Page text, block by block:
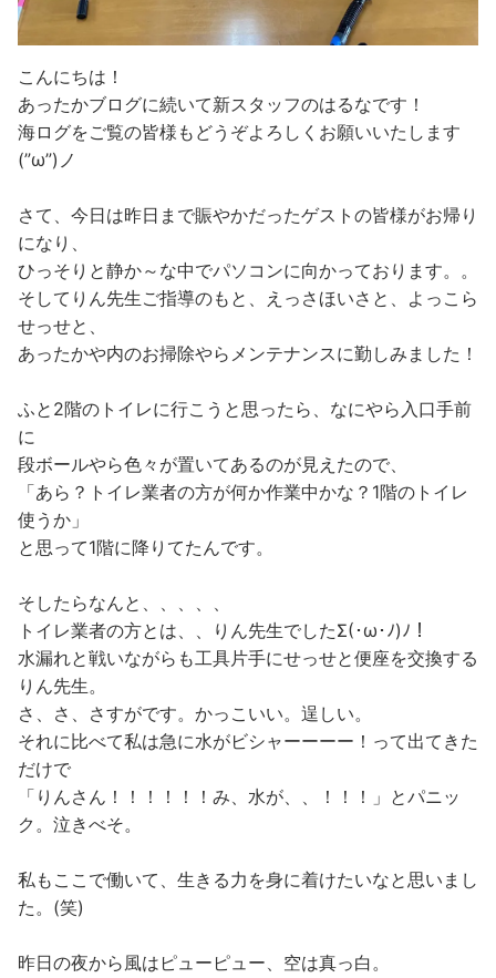
こんにちは！
あったかブログに続いて新スタッフのはるなです！
海ログをご覧の皆様もどうぞよろしくお願いいたします
(”ω”)ノ
さて、今日は昨日まで賑やかだったゲストの皆様がお帰り
になり、
ひっそりと静か～な中でパソコンに向かっております。。
そしてりん先生ご指導のもと、えっさほいさと、よっこら
せっせと、
あったかや内のお掃除やらメンテナンスに勤しみました！
ふと2階のトイレに行こうと思ったら、なにやら入口手前
に
段ボールやら色々が置いてあるのが見えたので、
「あら？トイレ業者の方が何か作業中かな？1階のトイレ
使うか」
と思って1階に降りてたんです。
そしたらなんと、、、、、
トイレ業者の方とは、、りん先生でしたΣ(･ω･ﾉ)ﾉ！
水漏れと戦いながらも工具片手にせっせと便座を交換する
りん先生。
さ、さ、さすがです。かっこいい。逞しい。
それに比べて私は急に水がビシャーーーー！って出てきた
だけで
「りんさん！！！！！！み、水が、、！！！」とパニッ
ク。泣きべそ。
私もここで働いて、生きる力を身に着けたいなと思いまし
た。(笑)
昨日の夜から風はピューピュー、空は真っ白。